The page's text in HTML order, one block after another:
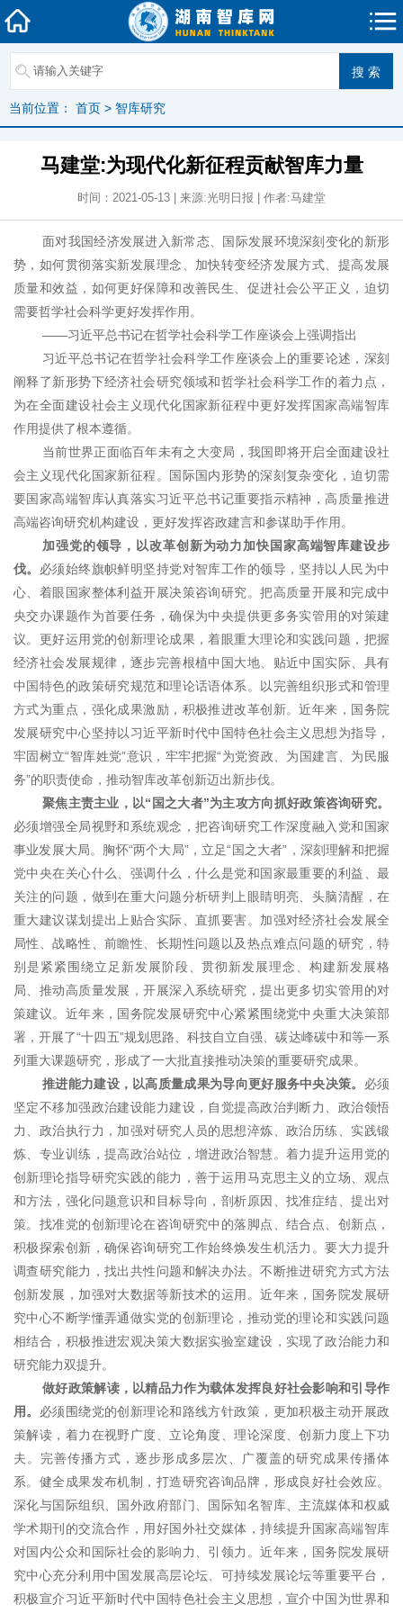
当前位置： 首页 > 智库研究
马建堂:为现代化新征程贡献智库力量
时间：2021-05-13 | 来源:光明日报 | 作者:马建堂
面对我国经济发展进入新常态、国际发展环境深刻变化的新形
势，如何贯彻落实新发展理念、加快转变经济发展方式、提高发展
质量和效益，如何更好保障和改善民生、促进社会公平正义，迫切
需要哲学社会科学更好发挥作用。
——习近平总书记在哲学社会科学工作座谈会上强调指出
习近平总书记在哲学社会科学工作座谈会上的重要论述，深刻
阐释了新形势下经济社会研究领域和哲学社会科学工作的着力点，
为在全面建设社会主义现代化国家新征程中更好发挥国家高端智库
作用提供了根本遵循。
当前世界正面临百年未有之大变局，我国即将开启全面建设社
会主义现代化国家新征程。国际国内形势的深刻复杂变化，迫切需
要国家高端智库认真落实习近平总书记重要指示精神，高质量推进
高端咨询研究机构建设，更好发挥咨政建言和参谋助手作用。
加强党的领导，以改革创新为动力加快国家高端智库建设步
伐。 必须始终旗帜鲜明坚持党对智库工作的领导，坚持以人民为中
心、着眼国家整体利益开展决策咨询研究。把高质量开展和完成中
央交办课题作为首要任务，确保为中央提供更多务实管用的对策建
议。更好运用党的创新理论成果，着眼重大理论和实践问题，把握
经济社会发展规律，逐步完善根植中国大地、贴近中国实际、具有
中国特色的政策研究规范和理论话语体系。以完善组织形式和管理
方式为重点，强化成果激励，积极推进改革创新。近年来，国务院
发展研究中心坚持以习近平新时代中国特色社会主义思想为指导，
牢固树立“智库姓党”意识，牢牢把握“为党资政、为国建言、为民服
务”的职责使命，推动智库改革创新迈出新步伐。
聚焦主责主业，以“国之大者”为主攻方向抓好政策咨询研究。
必须增强全局视野和系统观念，把咨询研究工作深度融入党和国家
事业发展大局。胸怀“两个大局”，立足“国之大者”，深刻理解和把握
党中央在关心什么、强调什么，什么是党和国家最重要的利益、最
关注的问题，做到在重大问题分析研判上眼睛明亮、头脑清醒，在
重大建议谋划提出上贴合实际、直抓要害。加强对经济社会发展全
局性、战略性、前瞻性、长期性问题以及热点难点问题的研究，特
别是紧紧围绕立足新发展阶段、贯彻新发展理念、构建新发展格
局、推动高质量发展，开展深入系统研究，提出更多切实管用的对
策建议。近年来，国务院发展研究中心紧紧围绕党中央重大决策部
署，开展了“十四五”规划思路、科技自立自强、碳达峰碳中和等一系
列重大课题研究，形成了一大批直接推动决策的重要研究成果。
推进能力建设，以高质量成果为导向更好服务中央决策。 必须
坚定不移加强政治建设能力建设，自觉提高政治判断力、政治领悟
力、政治执行力，加强对研究人员的思想淬炼、政治历练、实践锻
炼、专业训练，提高政治站位，增进政治智慧。着力提升运用党的
创新理论指导研究实践的能力，善于运用马克思主义的立场、观点
和方法，强化问题意识和目标导向，剖析原因、找准症结、提出对
策。找准党的创新理论在咨询研究中的落脚点、结合点、创新点，
积极探索创新，确保咨询研究工作始终焕发生机活力。要大力提升
调查研究能力，找出共性问题和解决办法。不断推进研究方式方法
创新发展，加强对大数据等新技术的运用。近年来，国务院发展研
究中心不断学懂弄通做实党的创新理论，推动党的理论和实践问题
相结合，积极推进宏观决策大数据实验室建设，实现了政治能力和
研究能力双提升。
做好政策解读，以精品力作为载体发挥良好社会影响和引导作
用。 必须围绕党的创新理论和路线方针政策，更加积极主动开展政
策解读，着力在视野广度、立论角度、理论深度、创新力度上下功
夫。完善传播方式，逐步形成多层次、广覆盖的研究成果传播体
系。健全成果发布机制，打造研究咨询品牌，形成良好社会效应。
深化与国际组织、国外政府部门、国际知名智库、主流媒体和权威
学术期刊的交流合作，用好国外社交媒体，持续提升国家高端智库
对国内公众和国际社会的影响力、引领力。近年来，国务院发展研
究中心充分利用中国发展高层论坛、可持续发展论坛等重要平台，
积极宣介习近平新时代中国特色社会主义思想，宣介中国为世界和